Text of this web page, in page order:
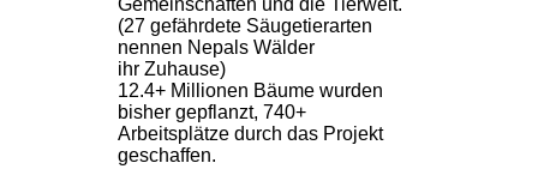
Gemeinschaften und die Tierwelt.
(27 gefährdete Säugetierarten
nennen Nepals Wälder
ihr Zuhause)
12.4+ Millionen Bäume wurden
bisher gepflanzt, 740+
Arbeitsplätze durch das Projekt
geschaffen.